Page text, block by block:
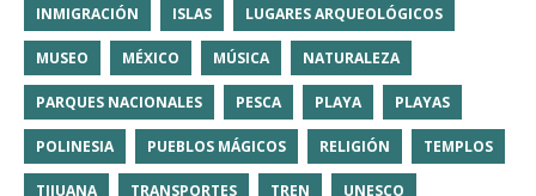
INMIGRACIÓN ISLAS LUGARES ARQUEOLÓGICOS
MUSEO MÉXICO MÚSICA NATURALEZA
PARQUES NACIONALES PESCA PLAYA PLAYAS
POLINESIA PUEBLOS MÁGICOS RELIGIÓN TEMPLOS
TIJUANA TRANSPORTES TREN UNESCO